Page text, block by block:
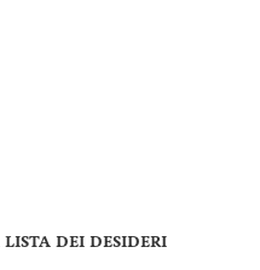
DEI DESIDERI